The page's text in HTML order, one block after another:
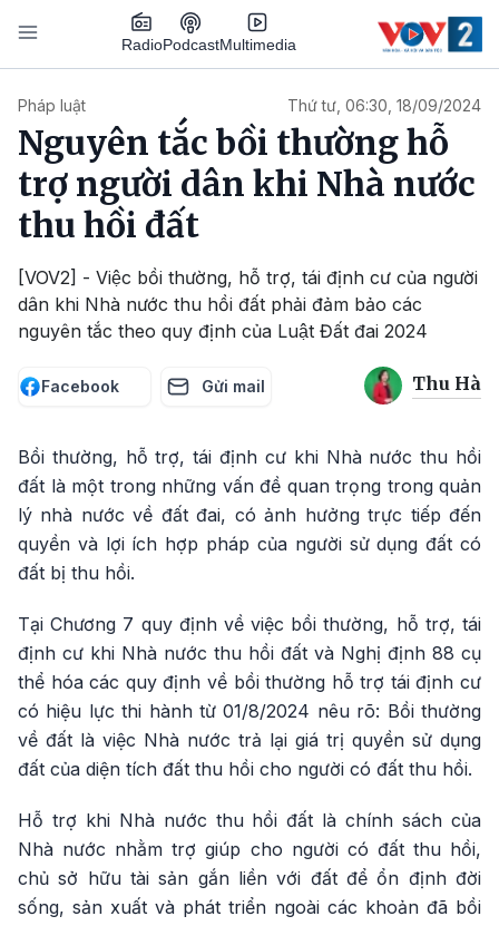
Nhảy đến nội dung
RadioPodcastMultimedia
Pháp luật Thứ tư, 06:30, 18/09/2024
Nguyên tắc bồi thường hỗ
trợ người dân khi Nhà nước
thu hồi đất
[VOV2] - Việc bồi thường, hỗ trợ, tái định cư của người
dân khi Nhà nước thu hồi đất phải đảm bảo các
nguyên tắc theo quy định của Luật Đất đai 2024
Facebook Gửi mail Thu Hà
Bồi thường, hỗ trợ, tái định cư khi Nhà nước thu hồi
đất là một trong những vấn đề quan trọng trong quản
lý nhà nước về đất đai, có ảnh hưởng trực tiếp đến
quyền và lợi ích hợp pháp của người sử dụng đất có
đất bị thu hồi.
Tại Chương 7 quy định về việc bồi thường, hỗ trợ, tái
định cư khi Nhà nước thu hồi đất và Nghị định 88 cụ
thể hóa các quy định về bồi thường hỗ trợ tái định cư
có hiệu lực thi hành từ 01/8/2024 nêu rõ: Bồi thường
về đất là việc Nhà nước trả lại giá trị quyền sử dụng
đất của diện tích đất thu hồi cho người có đất thu hồi.
Hỗ trợ khi Nhà nước thu hồi đất là chính sách của
Nhà nước nhằm trợ giúp cho người có đất thu hồi,
chủ sở hữu tài sản gắn liền với đất để ổn định đời
sống, sản xuất và phát triển ngoài các khoản đã bồi